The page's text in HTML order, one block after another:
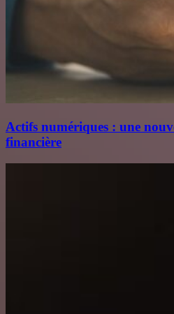
Actifs numériques : une
financière